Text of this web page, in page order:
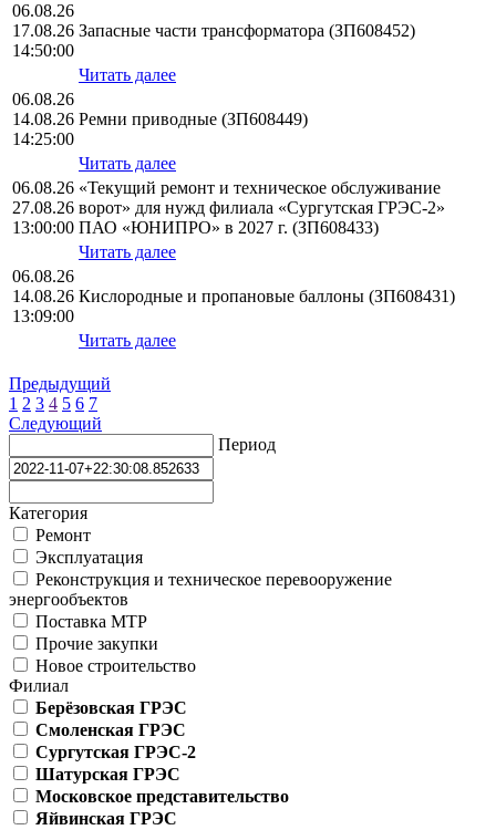
06.08.26
17.08.26
14:50:00
Запасные части трансформатора (ЗП608452)
Читать далее
06.08.26
14.08.26
14:25:00
Ремни приводные (ЗП608449)
Читать далее
06.08.26
27.08.26
13:00:00
«Текущий ремонт и техническое обслуживание
ворот» для нужд филиала «Сургутская ГРЭС-2»
ПАО «ЮНИПРО» в 2027 г. (ЗП608433)
Читать далее
06.08.26
14.08.26
13:09:00
Кислородные и пропановые баллоны (ЗП608431)
Читать далее
Предыдущий
1 2 3 4 5 6 7
Следующий
Период
Категория
Ремонт
Эксплуатация
Реконструкция и техническое перевооружение
энергообъектов
Поставка МТР
Прочие закупки
Новое строительство
Филиал
Берёзовская ГРЭС
Смоленская ГРЭС
Сургутская ГРЭС-2
Шатурская ГРЭС
Московское представительство
Яйвинская ГРЭС